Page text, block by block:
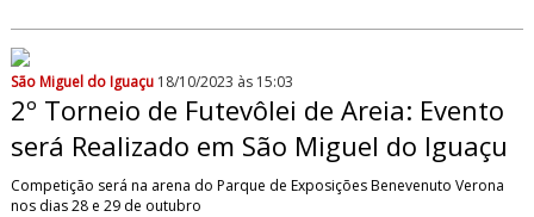
São Miguel do Iguaçu 18/10/2023 às 15:03
2º Torneio de Futevôlei de Areia: Evento
será Realizado em São Miguel do Iguaçu
Competição será na arena do Parque de Exposições Benevenuto Verona
nos dias 28 e 29 de outubro